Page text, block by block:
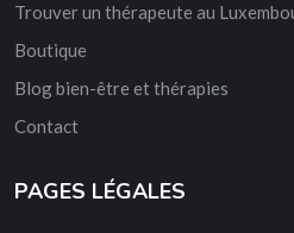
Trouver un thérapeute au
Boutique
Blog bien-être et thérapies
Contact
PAGES LÉGALES